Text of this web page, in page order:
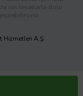
fırsatlarla dolu
Hizmetleri A.Ş